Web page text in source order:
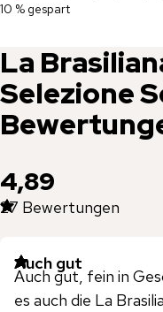
10 % gespart
La
Selezione
4,89
27 Bewertungen
Auch gut
Auch gut, fein in
es auch die La